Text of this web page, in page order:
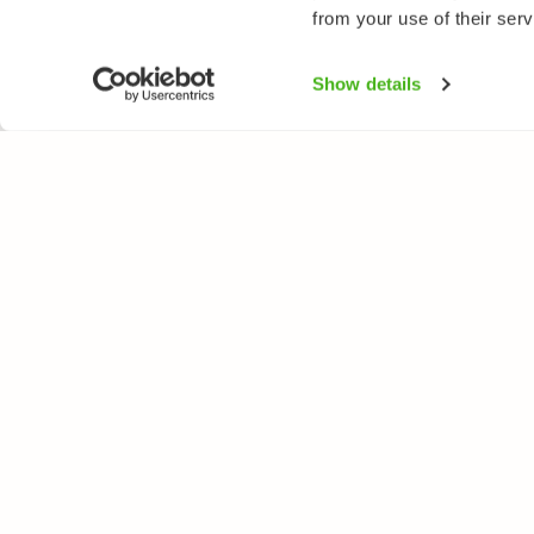
from your use of their
Show details